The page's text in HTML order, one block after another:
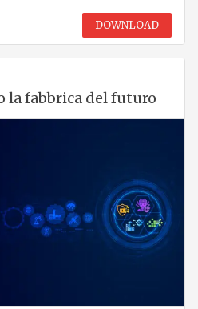
DOWNLOAD
la fabbrica del futuro